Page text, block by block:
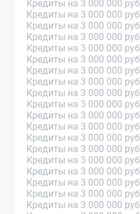
Кредиты на 3 000 000
Кредиты на 3 000 000
Кредиты на 3 000 000
Кредиты на 3 000 000
Кредиты на 3 000 000
Кредиты на 3 000 000
Кредиты на 3 000 000
Кредиты на 3 000 000
Кредиты на 3 000 000
Кредиты на 3 000 000
Кредиты на 3 000 000
Кредиты на 3 000 000
Кредиты на 3 000 000
Кредиты на 3 000 000
Кредиты на 3 000 000
Кредиты на 3 000 000
Кредиты на 3 000 000
Кредиты на 3 000 000
Кредиты на 3 000 000